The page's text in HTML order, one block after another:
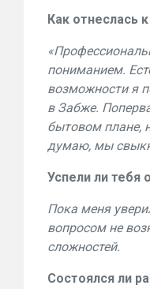
Как отнеслась
пониманием.
возможности я
в Забже.
бытовом плане,
думаю, мы
Успели ли тебя
Пока меня
вопросом не
сложностей.
Состоялся ли